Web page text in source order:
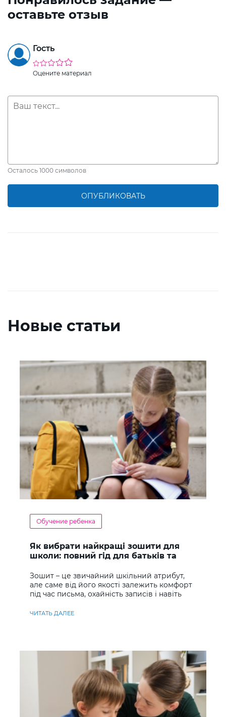
оставьте отзыв
Гость
Оцените материал
Осталось 1000 символов
ОПУБЛИКОВАТЬ
Новые статьи
Обучение ребенка
Як вибрати найкращі зошити для
школи: повний гід для батьків та
Зошит – це звичайний шкільний атрибут,
але саме від його якості залежить комфорт
під час письма, охайність записів і навіть
ЧИТАТЬ ДАЛЕЕ